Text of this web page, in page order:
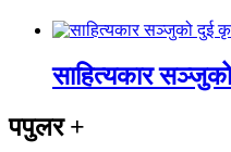
साहित्यकार
पपुलर+